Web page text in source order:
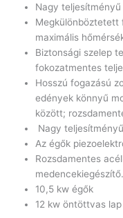
Nagy
Megkülönböztetett
maximális
Biztonsági szelep
fokozatmentes
Hosszú fogazású
edények könnyű
között;
Nagy
Az égők
Rozsdamentes
medencekiegészítő.
10,5 kw égők
12 kw öntöttvas lap